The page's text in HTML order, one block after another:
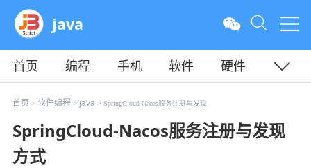
java
首页 编程 手机 软件
硬件
教程
平面 服务器
首页 > 软件编程 > java> SpringCloud Nacos服务注册与发现
SpringCloud-Nacos服务注册与发现
方式